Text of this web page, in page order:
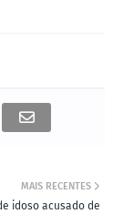
MAIS RECENTES
idoso acusado de